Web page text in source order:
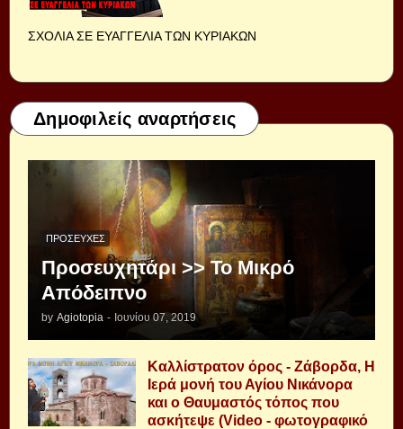
ΣΧΟΛΙΑ ΣΕ ΕΥΑΓΓΕΛΙΑ ΤΩΝ ΚΥΡΙΑΚΩΝ
Δημοφιλείς αναρτήσεις
ΠΡΟΣΕΥΧΈΣ
Προσευχητάρι >> Το Μικρό
Απόδειπνο
by Agiotopia - Ιουνίου 07, 2019
Καλλίστρατον όρος - Ζάβορδα, Η
Ιερά μονή του Αγίου Νικάνορα
και ο Θαυμαστός τόπος που
ασκήτεψε (Video - φωτογραφικό